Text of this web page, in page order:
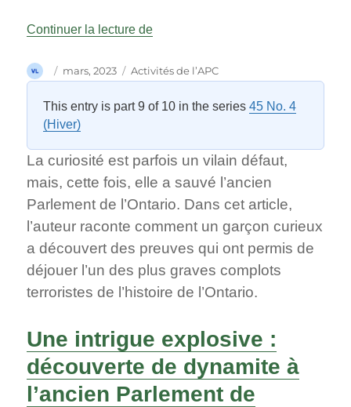
Continuer la lecture de« La scène canadienne »
Auteur
Publié
le
mars, 2023 Catégories
Activités de l’APC
This entry is part 9 of 10 in the series45 No. 4
(Hiver)
La curiosité est parfois un vilain défaut,
mais, cette fois, elle a sauvé l’ancien
Parlement de l’Ontario. Dans cet article,
l’auteur raconte comment un garçon curieux
a découvert des preuves qui ont permis de
déjouer l’un des plus graves complots
terroristes de l’histoire de l’Ontario.
Une intrigue explosive :
découverte de dynamite à
l’ancien Parlement de